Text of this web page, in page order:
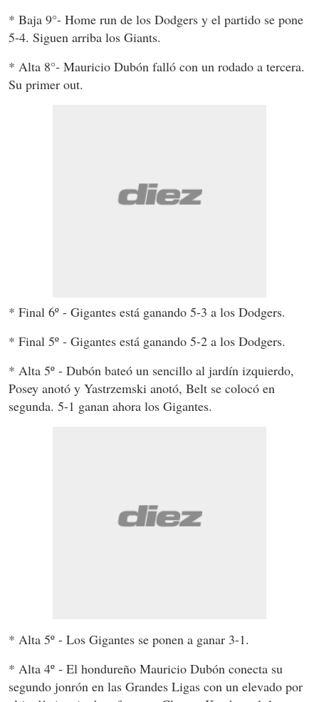
* Baja 9°- Home run de los Dodgers y el partido se pone
5-4. Siguen arriba los Giants.
* Alta 8°- Mauricio Dubón falló con un rodado a tercera.
Su primer out.
* Final 6º - Gigantes está ganando 5-3 a los Dodgers.
* Final 5º - Gigantes está ganando 5-2 a los Dodgers.
* Alta 5º - Dubón bateó un sencillo al jardín izquierdo,
Posey anotó y Yastrzemski anotó, Belt se colocó en
segunda. 5-1 ganan ahora los Gigantes.
* Alta 5º - Los Gigantes se ponen a ganar 3-1.
* Alta 4º - El hondureño Mauricio Dubón conecta su
segundo jonrón en las Grandes Ligas con un elevado por